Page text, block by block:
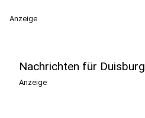
Anzeige
Nachrichten für Duisburg
Anzeige